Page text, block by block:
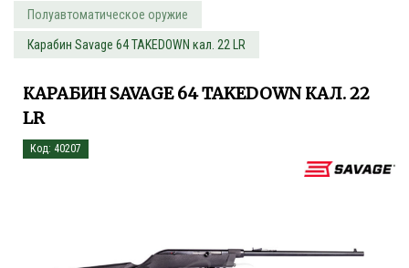
Полуавтоматическое оружие
Карабин Savage 64 TAKEDOWN кал. 22 LR
КАРАБИН SAVAGE 64 TAKEDOWN КАЛ. 22
LR
Код: 40207